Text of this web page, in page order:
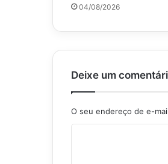
i
ã
o
t
r
a
04/08/2026
Deixe um
O seu endereço de e-